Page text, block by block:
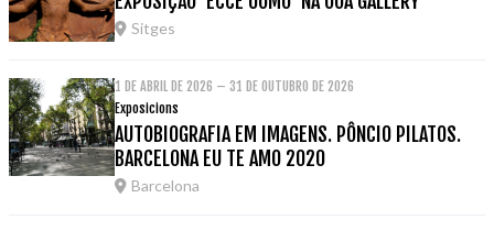
Sitges
1 DE ABRIL DE 2026 – 31 DE OUTUBRO DE 2026
Exposicions
AUTOBIOGRAFIA EM IMAGENS. PÔNCIO PILATOS.
BARCELONA EU TE AMO 2020
Barcelona